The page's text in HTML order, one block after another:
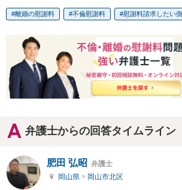
離婚の慰謝料 不倫慰謝料 慰謝料請求したい側
弁護士からの回答タイムライン
肥田 弘昭 弁護士
岡山県 > 岡山市北区